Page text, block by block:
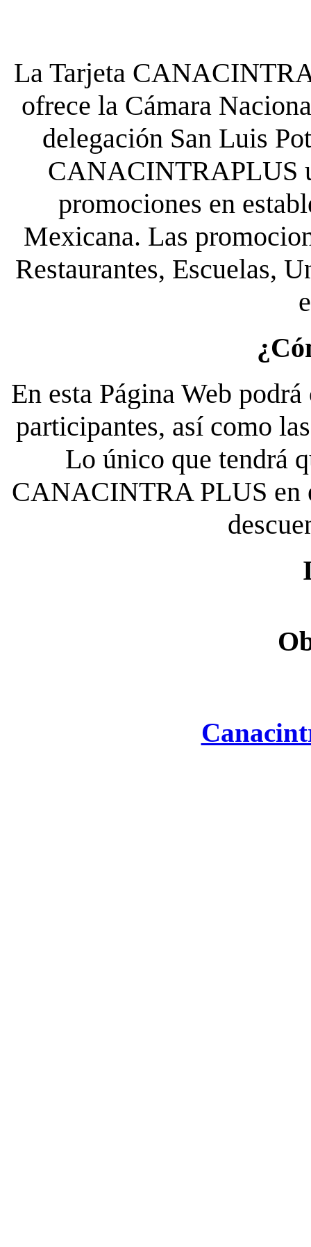
La Tarjeta
ofrece la Cámara
delegación San Luis
CANACINTRAPLUS
promociones en
Mexicana. Las
Restaurantes, Escuelas,
En esta Página Web
participantes, así como
Lo único que tendrá
CANACINTRA PLUS en